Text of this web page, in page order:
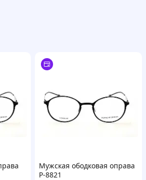
Мужская ободковая оправа
P-8821